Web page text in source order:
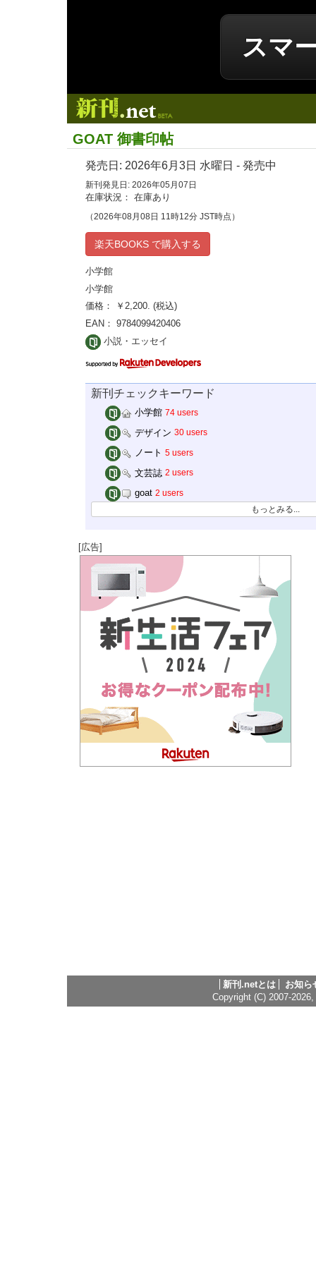
スマ
GOAT 御書印帖
発売日: 2026年6月3日 水曜日 - 発売中
新刊発見日: 2026年05月07日
在庫状況： 在庫あり
（2026年08月08日 11時12分 JST時点）
楽天BOOKS で購入する
小学館
小学館
価格： ￥2,200. (税込)
EAN： 9784099420406
小説・エッセイ
新刊チェックキーワード
小学館 74 users
デザイン 30 users
ノート 5 users
文芸誌 2 users
goat 2 users
もっとみる...
[広告]
新刊.netとは
お知ら
Copyright (C) 2007-2026,